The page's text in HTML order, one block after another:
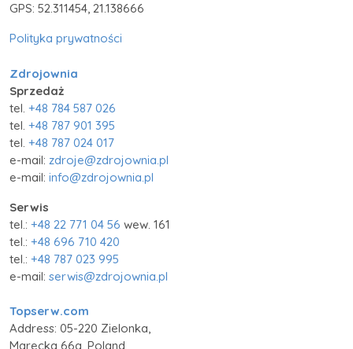
GPS: 52.311454, 21.138666
Polityka prywatności
Zdrojownia
Sprzedaż
tel. +48 784 587 026
tel. +48 787 901 395
tel. +48 787 024 017
e-mail: zdroje@zdrojownia.pl
e-mail: info@zdrojownia.pl
Serwis
tel.: +48 22 771 04 56 wew. 161
tel.: +48 696 710 420
tel.: +48 787 023 995
e-mail: serwis@zdrojownia.pl
Topserw.com
Address: 05-220 Zielonka,
Marecka 66a, Poland